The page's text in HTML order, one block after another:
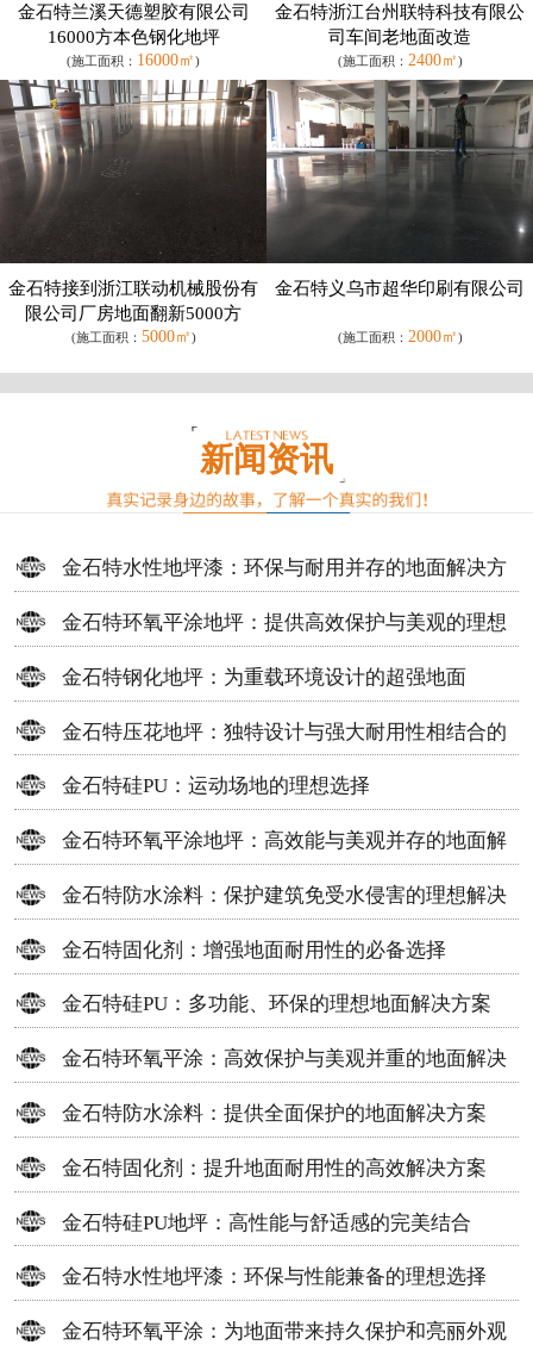
金石特兰溪天德塑胶有限公司
16000方本色钢化地坪
(施工面积： 16000㎡)
金石特浙江台州联特科技有限公
司车间老地面改造
(施工面积： 2400㎡)
金石特接到浙江联动机械股份有
限公司厂房地面翻新5000方
(施工面积： 5000㎡)
金石特义乌市超华印刷有限公司
(施工面积： 2000㎡)
新闻资讯
金石特水性地坪漆：环保与耐用并存的地面解决方
案
金石特环氧平涂地坪：提供高效保护与美观的理想
选择
金石特钢化地坪：为重载环境设计的超强地面
金石特压花地坪：独特设计与强大耐用性相结合的
地面材料
金石特硅PU：运动场地的理想选择
金石特环氧平涂地坪：高效能与美观并存的地面解
决方案
金石特防水涂料：保护建筑免受水侵害的理想解决
方案
金石特固化剂：增强地面耐用性的必备选择
金石特硅PU：多功能、环保的理想地面解决方案
金石特环氧平涂：高效保护与美观并重的地面解决
方案
金石特防水涂料：提供全面保护的地面解决方案
金石特固化剂：提升地面耐用性的高效解决方案
金石特硅PU地坪：高性能与舒适感的完美结合
金石特水性地坪漆：环保与性能兼备的理想选择
金石特环氧平涂：为地面带来持久保护和亮丽外观